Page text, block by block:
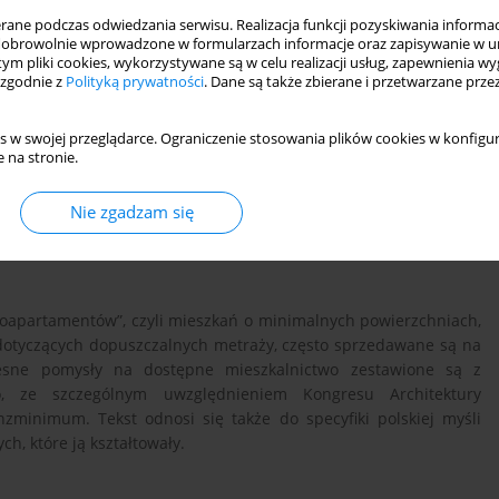
podczas odwiedzania serwisu. Realizacja funkcji pozyskiwania
wprowadzone w formularzach informacje oraz zapisywanie w
pliki cookies, wykorzystywane są w celu realizacji usług, zapewnienia
z Polityką prywatności. Dane są także zbierane i przetwarzane
w swojej przeglądarce. Ograniczenie stosowania plików cookies w
na stronie.
Nie zgadzam się
rynek mieszkaniowy CIAM
czyli mieszkań o minimalnych powierzchniach,
dopuszczalnych metraży, często sprzedawane są na
pomysły na dostępne mieszkalnictwo zestawione są z
ze szczególnym uwzględnieniem Kongresu Architektury
Tekst odnosi się także do specyfiki polskiej myśli
które ją kształtowały.